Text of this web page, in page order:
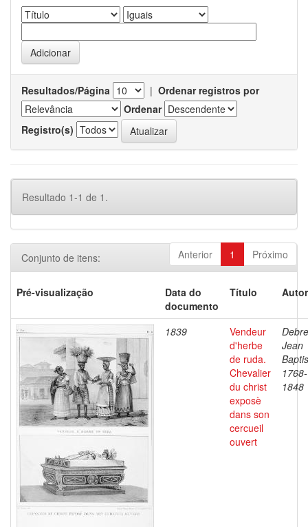
Resultados/Página | Ordenar registros por
Ordenar
Registro(s)
Resultado 1-1 de 1.
Anterior 1 Próximo
Conjunto de itens:
Pré-visualização
Data do
documento
Título
1839
Vendeur
d'herbe
de ruda.
Chevalier
du christ
exposè
dans son
cercueil
ouvert
Jean
1768-
1848